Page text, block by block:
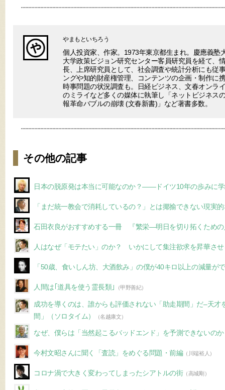
やまもといちろう
個人投資家、作家。1973年東京都生まれ。慶應義塾
大学政策ビジョン研究センター客員研究員を経て、
長、上席研究員として、社会調査や統計分析にも従
ングや知的財産権管理、コンテンツの企画・制作に
時事問題の状況調査も。日経ビジネス、文春オンラ
のミライなど多くの媒体に執筆し「ネットビジネス
報革命バブルの崩壊 (文春新書)」など著書多数。
その他の記事
日本の脱原発は本当に可能なのか？――ドイツ10年の歩みに
「まだ統一教会で消耗しているの？」とは揶揄できない現実
石田衣良がおすすめする一冊 『繁栄―明日を切り拓くための
人はなぜ「モテたい」のか？ いかにして集注欲求を昇華さ
「50歳、食いしん坊、大酒飲み」の僕が40キロ以上の減量が
人間は｢道具を使う霊長類｣ （甲野善紀）
成功を導くのは、誰からも評価されない「助走期間」だ–天才
間」（ソロタイム）
（名越康文）
なぜ、僕らは「当然起こるバッドエンド」を予測できないの
今村文昭さんに聞く「査読」をめぐる問題・前編（川端裕人）
コロナ渦で大きく変わってしまったシアトルの街（高城剛）